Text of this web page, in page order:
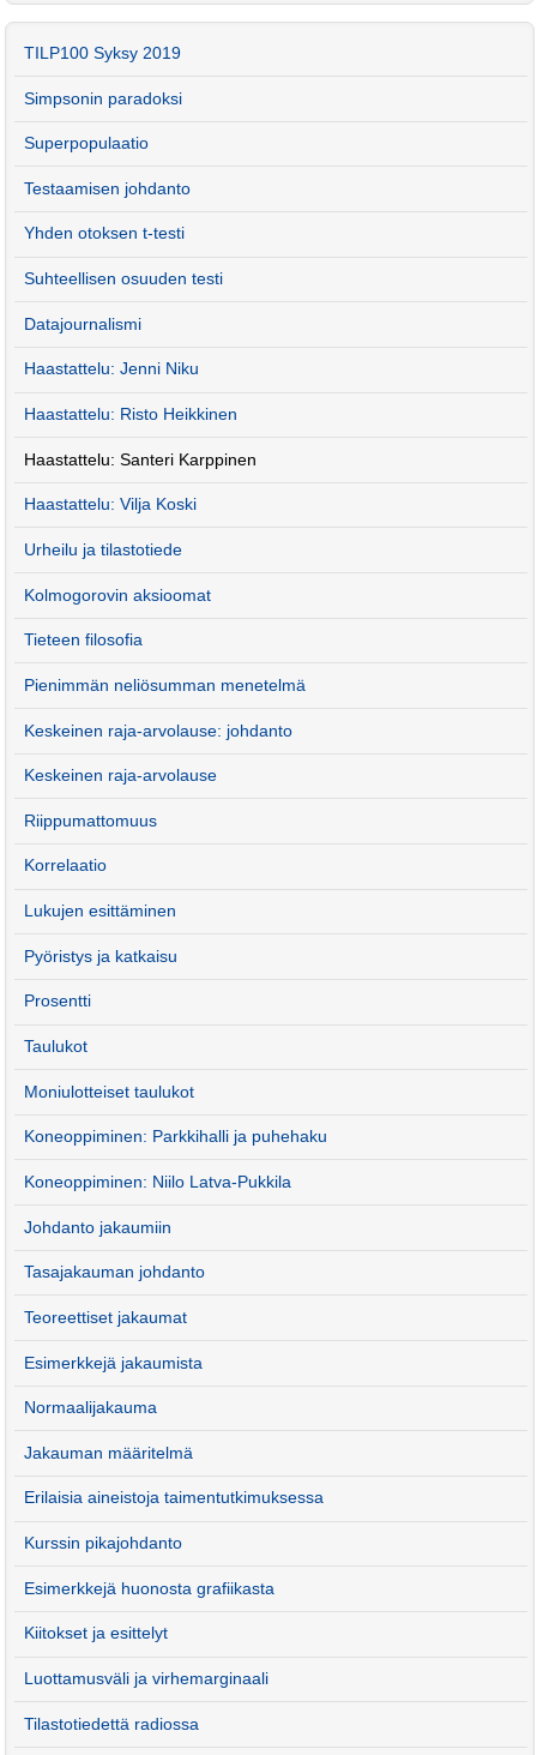
TILP100 Syksy 2019
Simpsonin paradoksi
Superpopulaatio
Testaamisen johdanto
Yhden otoksen t-testi
Suhteellisen osuuden testi
Datajournalismi
Haastattelu: Jenni Niku
Haastattelu: Risto Heikkinen
Haastattelu: Santeri Karppinen
Haastattelu: Vilja Koski
Urheilu ja tilastotiede
Kolmogorovin aksioomat
Tieteen filosofia
Pienimmän neliösumman menetelmä
Keskeinen raja-arvolause: johdanto
Keskeinen raja-arvolause
Riippumattomuus
Korrelaatio
Lukujen esittäminen
Pyöristys ja katkaisu
Prosentti
Taulukot
Moniulotteiset taulukot
Koneoppiminen: Parkkihalli ja puhehaku
Koneoppiminen: Niilo Latva-Pukkila
Johdanto jakaumiin
Tasajakauman johdanto
Teoreettiset jakaumat
Esimerkkejä jakaumista
Normaalijakauma
Jakauman määritelmä
Erilaisia aineistoja taimentutkimuksessa
Kurssin pikajohdanto
Esimerkkejä huonosta grafiikasta
Kiitokset ja esittelyt
Luottamusväli ja virhemarginaali
Tilastotiedettä radiossa